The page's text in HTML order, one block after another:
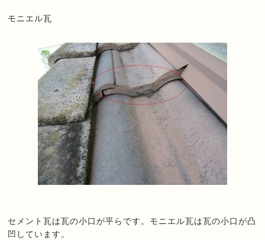
モニエル瓦
セメント瓦は瓦の小口が平らです。モニエル瓦は瓦の小口が凸
凹しています。